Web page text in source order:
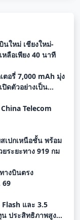
นใหม่ เชียงใหม่-
ลือเพียง 40 นาที
ตอรี่ 7,000 mAh มุ่ง
ดตัวอย่างเป็น
Telecom
เปกเหนือชั้น พร้อม
ระยะทาง 919 กม
างบินตรง
69
และ 3.5
ประสิทธิภาพสูง